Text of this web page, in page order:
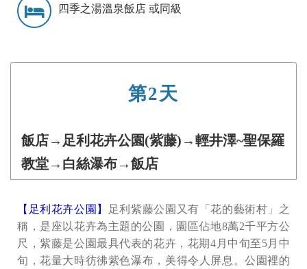
四季之湯溫泉飯店 或同級
第2天
飯店→足利花卉公園(紫藤)→輕井澤~聖保羅
教堂→白絲瀑布→飯店
【足利花卉公園】
足利紫藤公園又有「花的藝術村」之
稱，是座以花卉為主題的公園，園區佔地8萬2千平方公
尺，紫藤是公園最具代表的花卉，花期4月中旬至5月中
旬，花量大時彷彿紫色瀑布，美得令人屏息。公園裡的